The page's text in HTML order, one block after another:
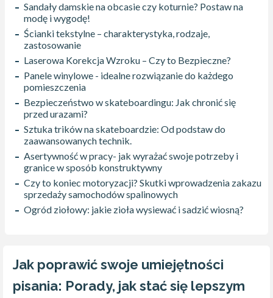
Sandały damskie na obcasie czy koturnie? Postaw na
modę i wygodę!
Ścianki tekstylne – charakterystyka, rodzaje,
zastosowanie
Laserowa Korekcja Wzroku – Czy to Bezpieczne?
Panele winylowe - idealne rozwiązanie do każdego
pomieszczenia
Bezpieczeństwo w skateboardingu: Jak chronić się
przed urazami?
Sztuka trików na skateboardzie: Od podstaw do
zaawansowanych technik.
Asertywność w pracy- jak wyrażać swoje potrzeby i
granice w sposób konstruktywny
Czy to koniec motoryzacji? Skutki wprowadzenia zakazu
sprzedaży samochodów spalinowych
Ogród ziołowy: jakie zioła wysiewać i sadzić wiosną?
Jak poprawić swoje umiejętności
pisania: Porady, jak stać się lepszym